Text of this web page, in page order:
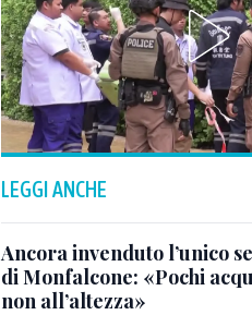
LEGGI ANCHE
Ancora invenduto l’unico
di Monfalcone: «Pochi
non all’altezza»